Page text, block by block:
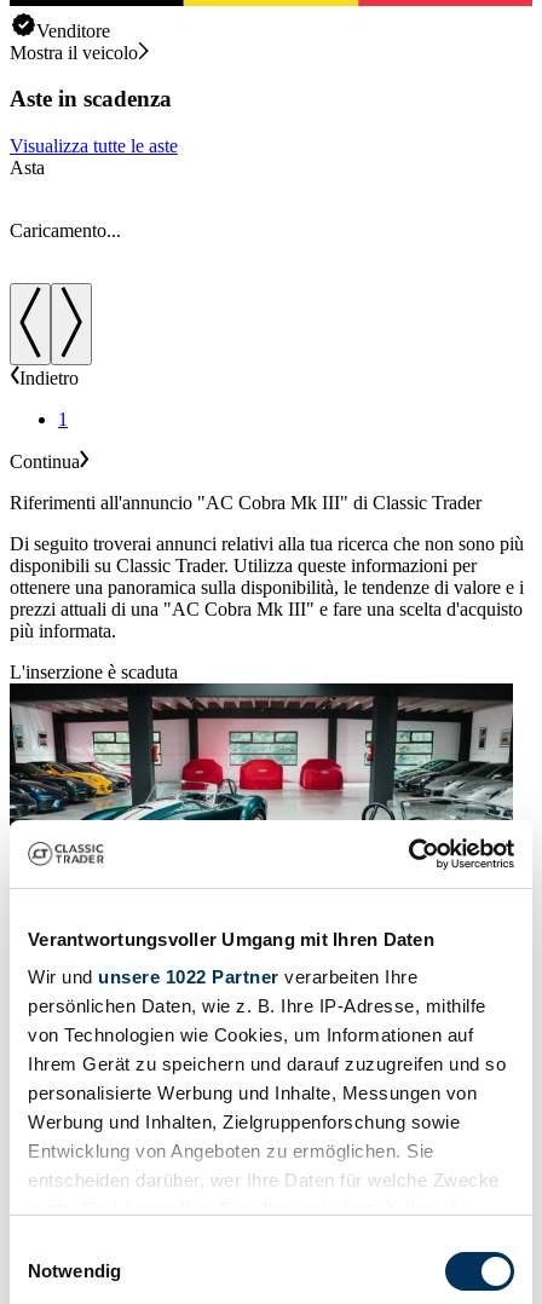
Verantwortungsvoller Umgang mit Ihren Daten
Wir und unsere 1022 Partner verarbeiten Ihre
persönlichen Daten, wie z. B. Ihre IP-Adresse, mithilfe
von Technologien wie Cookies, um Informationen auf
Ihrem Gerät zu speichern und darauf zuzugreifen und so
personalisierte Werbung und Inhalte, Messungen von
Werbung und Inhalten, Zielgruppenforschung sowie
Entwicklung von Angeboten zu ermöglichen. Sie
entscheiden darüber, wer Ihre Daten für welche Zwecke
Trigger Symbol ändern oder widerrufen
Notwendig
Venditore
Mostra il veicolo
Aste in scadenza
Visualizza tutte le aste
Asta
Caricamento...
Indietro
1
Continua
Riferimenti all'annuncio "AC Cobra Mk III" di Classic Trader
Di seguito troverai annunci relativi alla tua ricerca che non sono più
disponibili su Classic Trader. Utilizza queste informazioni per
ottenere una panoramica sulla disponibilità, le tendenze di valore e i
prezzi attuali di una "AC Cobra Mk III" e fare una scelta d'acquisto
più informata.
L'inserzione è scaduta
1965 | AC Cobra 427
uperformance S/C MkIII – Malachite Green
149.900 €7 mesi fa